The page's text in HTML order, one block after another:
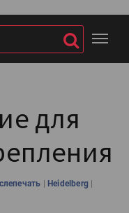
для
|Heidelberg |